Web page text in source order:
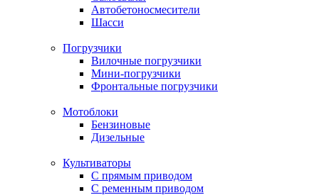
Автобетоносмесители
Шасси
Погрузчики
Вилочные погрузчики
Мини-погрузчики
Фронтальные погрузчики
Мотоблоки
Бензиновые
Дизельные
Культиваторы
С прямым приводом
С ременным приводом